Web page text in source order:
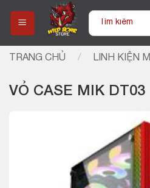
content
Tìm
TRANG CHỦ / LINH KIỆN
VỎ CASE MIK DT03